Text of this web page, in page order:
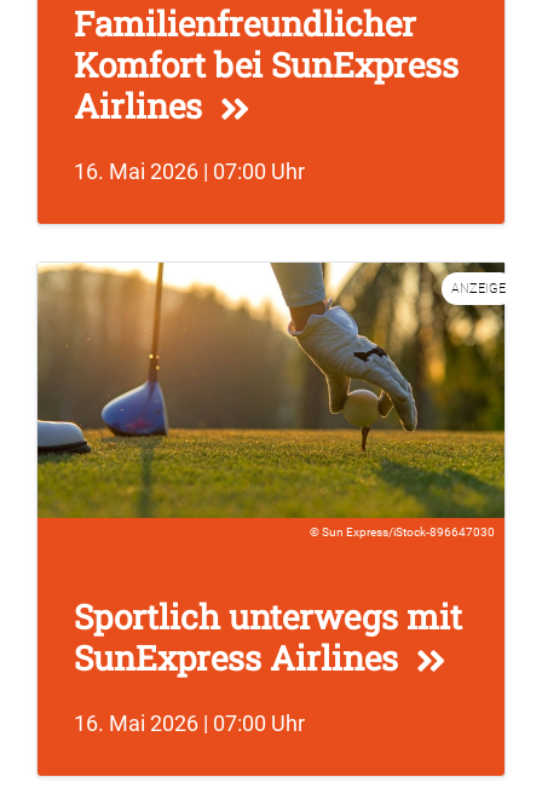
Familienfreundlicher
Komfort bei SunExpress
Airlines
16. Mai 2026 | 07:00 Uhr
ANZEIGE
Sun Express/iStock-896647030
Sportlich unterwegs mit
SunExpress Airlines
16. Mai 2026 | 07:00 Uhr